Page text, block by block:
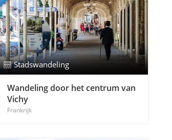
Stadswandeling
Wandeling door het centrum van
Vichy
Frankrijk